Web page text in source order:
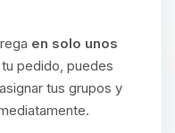
en solo unos
pedido, puedes
tus grupos y